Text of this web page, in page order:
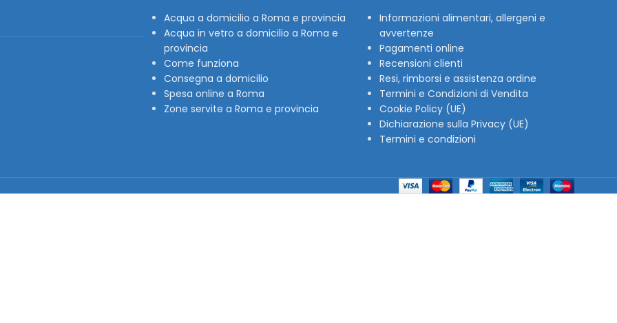
Acqua a domicilio a Roma e provincia
Acqua in vetro a domicilio a Roma e
provincia
Come funziona
Consegna a domicilio
Spesa online a Roma
Zone servite a Roma e provincia
Informazioni alimentari, allergeni e
avvertenze
Pagamenti online
Recensioni clienti
Resi, rimborsi e assistenza ordine
Termini e Condizioni di Vendita
Cookie Policy (UE)
Dichiarazione sulla Privacy (UE)
Termini e condizioni